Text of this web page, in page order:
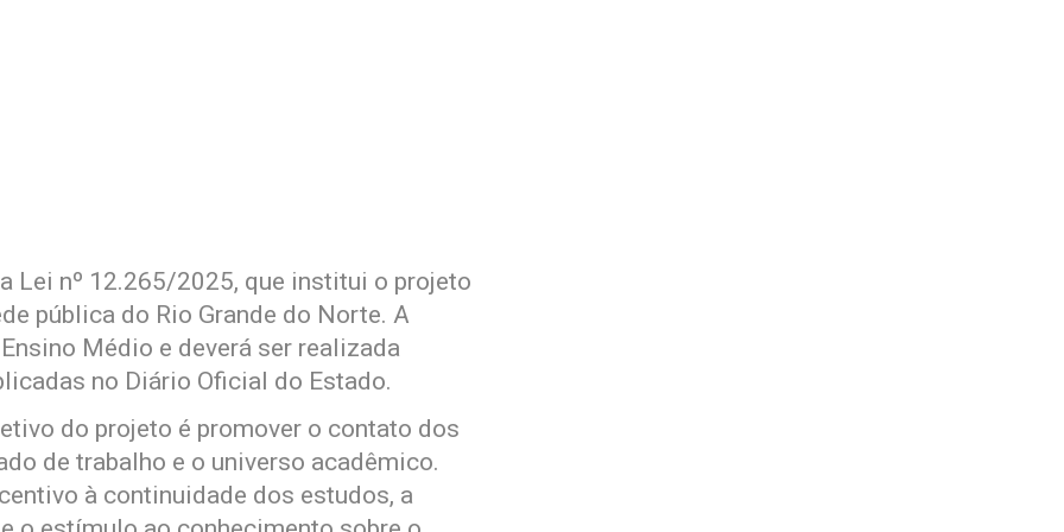
Lei nº 12.265/2025, que institui o projeto
pública do Rio Grande do Norte. A
Médio e deverá ser realizada
no Diário Oficial do Estado.
do projeto é promover o contato dos
de trabalho e o universo acadêmico.
à continuidade dos estudos, a